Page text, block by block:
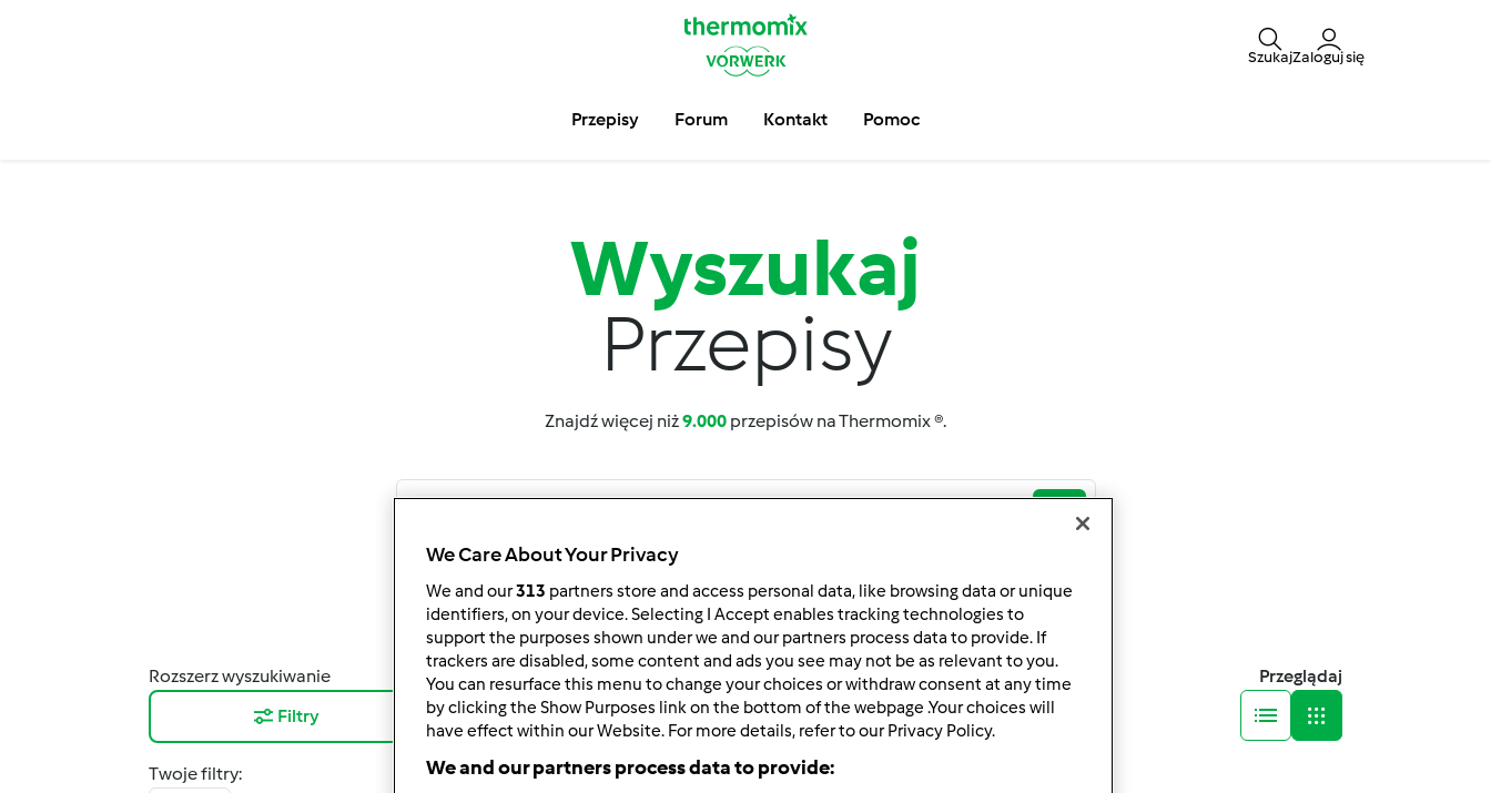
SzukajZaloguj się
Przepisy Forum Kontakt Pomoc
Wyszukaj
Przepisy
Znajdź więcej niż9.000 przepisów na Thermomix ®.
255wyników
Rozszerz wyszukiwanie
Filtry
Wyników na stronę:
12
Sortuj po:
Domyślny
Przeglądaj
Twoje filtry:
We Care About Your Privacy
We and our313 partners store and access personal data, like browsing data or unique
identifiers, on your device. Selecting I Accept enables tracking technologies to
support the purposes shown under we and our partners process data to provide. If
trackers are disabled, some content and ads you see may not be as relevant to you.
You can resurface this menu to change your choices or withdraw consent at any time
by clicking the Show Purposes link on the bottom of the webpage .Your choices will
have effect within our Website. For more details, refer to our Privacy Policy.
We and our partners process data to provide: